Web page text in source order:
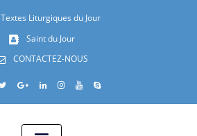
Textes Liturgiques du Jour
Saint du Jour
CONTACTEZ-NOUS